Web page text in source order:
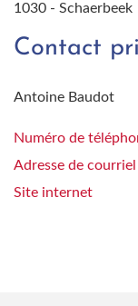
1030 - Schaerbeek
Contact
Antoine Baudot
Numéro de
Adresse de courriel
Site internet